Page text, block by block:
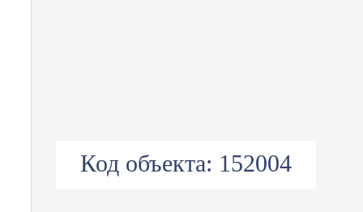
Код объекта: 152004